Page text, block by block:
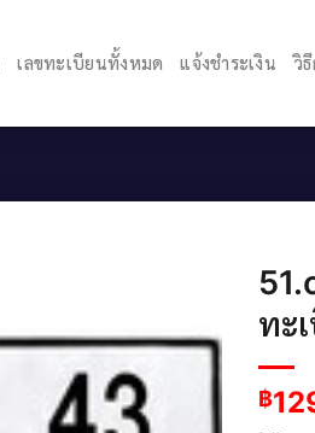
เลขทะเบียนทั้งหมด แจ้งชำระเงิน วิ
ทะ
฿